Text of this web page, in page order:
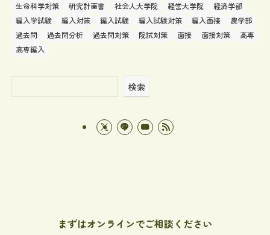
生命科学対策
研究計画書 社会人大学院 経営大学院
経済学部
編入学試験
編入対策 編入試験 編入試験対策 編入面接
農学部
過去問
過去問分析 過去問対策 院試対策 面接 面接対策
高専
高専編入
検索
まずはオンラインでご相談ください